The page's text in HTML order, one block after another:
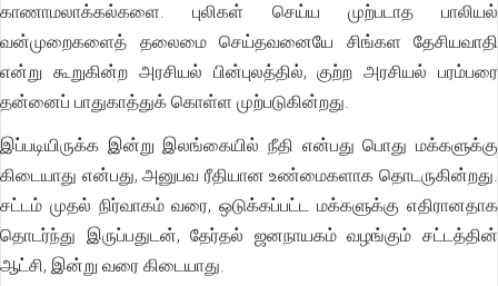
காணாமலாக்கல்களை. புலிகள் செய்ய முற்படாத பாலியல்
வன்முறைகளைத் தலைமை செய்தவனையே சிங்கள தேசியவாதி
என்று கூறுகின்ற அரசியல் பின்புலத்தில், குற்ற அரசியல் பரம்பரை
தன்னைப் பாதுகாத்துக் கொள்ள முற்படுகின்றது.
இப்படியிருக்க இன்று இலங்கையில் நீதி என்பது பொது மக்களுக்கு
கிடையாது என்பது, அனுபவ ரீதியான உண்மைகளாக தொடருகின்றது.
சட்டம் முதல் நிர்வாகம் வரை, ஒடுக்கப்பட்ட மக்களுக்கு எதிரானதாக
தொடர்ந்து இருப்பதுடன், தேர்தல் ஜனநாயகம் வழங்கும் சட்டத்தின்
ஆட்சி, இன்று வரை கிடையாது.